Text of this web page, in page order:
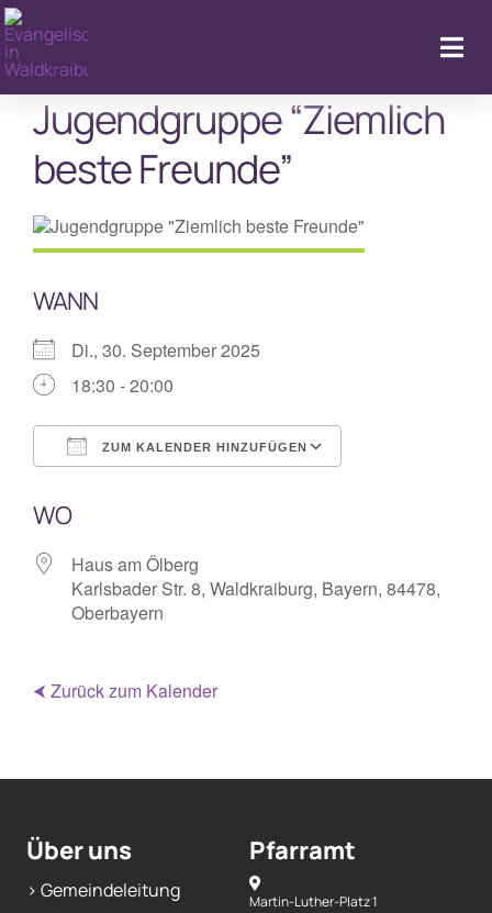
Zum
Inhalt
springen
Jugendgruppe “Ziemlich
beste Freunde”
WANN
Di., 30. September 2025
18:30 - 20:00
ZUM KALENDER HINZUFÜGEN
WO
Haus am Ölberg
Karlsbader Str. 8, Waldkraiburg, Bayern, 84478,
Oberbayern
⮜ Zurück zum Kalender
Über uns
> Gemeindeleitung
Pfarramt
Martin-Luther-Platz 1